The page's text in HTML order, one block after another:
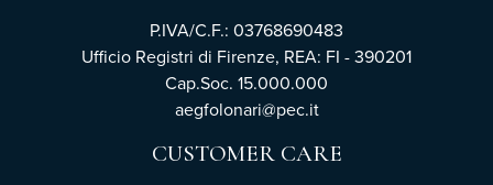
P.IVA/C.F.: 03768690483
Ufficio Registri di Firenze, REA: FI - 390201
Cap.Soc. 15.000.000
aegfolonari@pec.it
CUSTOMER CARE